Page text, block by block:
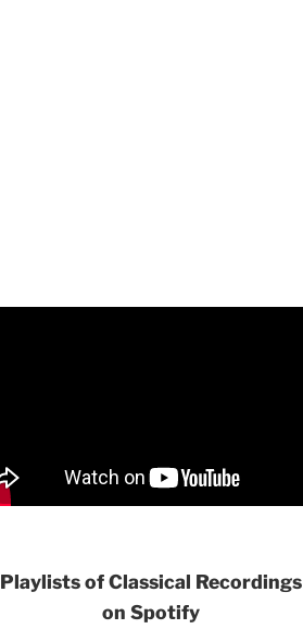
Playlists of Classical Recordings
on Spotify